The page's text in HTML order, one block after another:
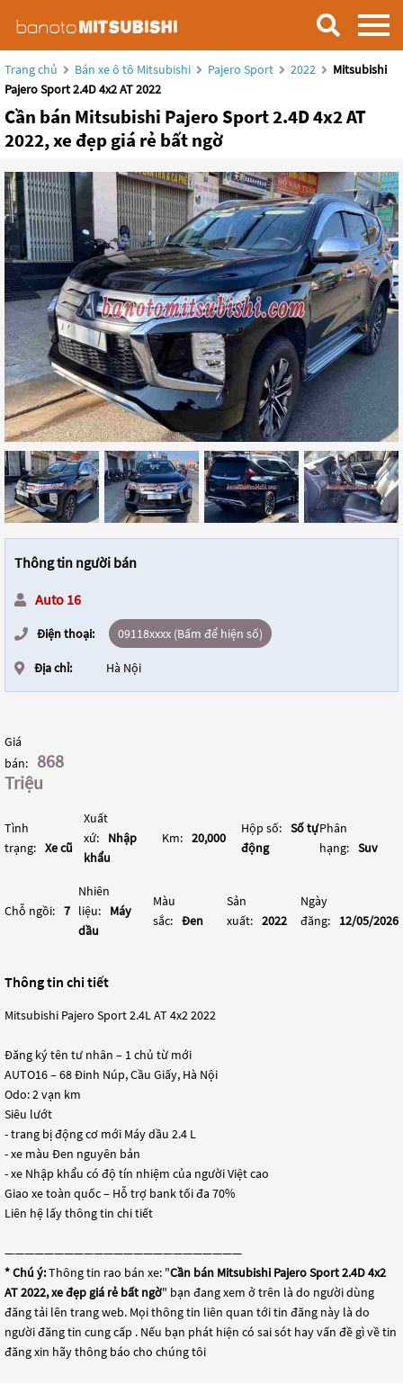
Trang chủ Bán xe ô tô Mitsubishi Pajero Sport 2022
Mitsubishi
Pajero Sport 2.4D 4x2 AT 2022
Cần bán Mitsubishi Pajero Sport 2.4D 4x2 AT
2022, xe đẹp giá rẻ bất ngờ
Thông tin người bán
Auto 16
Điện thoại: 09118xxxx (Bấm để hiện số)
Địa chỉ: Hà Nội
Giá
bán:
868
Triệu
Tình
trạng: Xe cũ
Xuất
xứ:
Nhập
khẩu
Km: 20,000
Hộp số: Số tự
động
Phân
hạng: Suv
Chỗ ngồi: 7
Nhiên
liệu:
Máy
dầu
Màu
sắc: Đen
Sản
xuất: 2022
Ngày
đăng:
12/05/2026
Thông tin chi tiết
Mitsubishi Pajero Sport 2.4L AT 4x2 2022
Đăng ký tên tư nhân – 1 chủ từ mới
AUTO16 – 68 Đinh Núp, Cầu Giấy, Hà Nội
Odo: 2 vạn km
Siêu lướt
- trang bị động cơ mới Máy dầu 2.4 L
- xe màu Đen nguyên bản
- xe Nhập khẩu có độ tín nhiệm của người Việt cao
Giao xe toàn quốc – Hỗ trợ bank tối đa 70%
Liên hệ lấy thông tin chi tiết
————————————————————————
* Chú ý:Thông tin rao bán xe: "Cần bán Mitsubishi Pajero Sport 2.4D 4x2
AT 2022, xe đẹp giá rẻ bất ngờ" bạn đang xem ở trên là do người dùng
đăng tải lên trang web. Mọi thông tin liên quan tới tin đăng này là do
người đăng tin cung cấp . Nếu bạn phát hiện có sai sót hay vấn đề gì về tin
đăng xin hãy thông báo cho chúng tôi